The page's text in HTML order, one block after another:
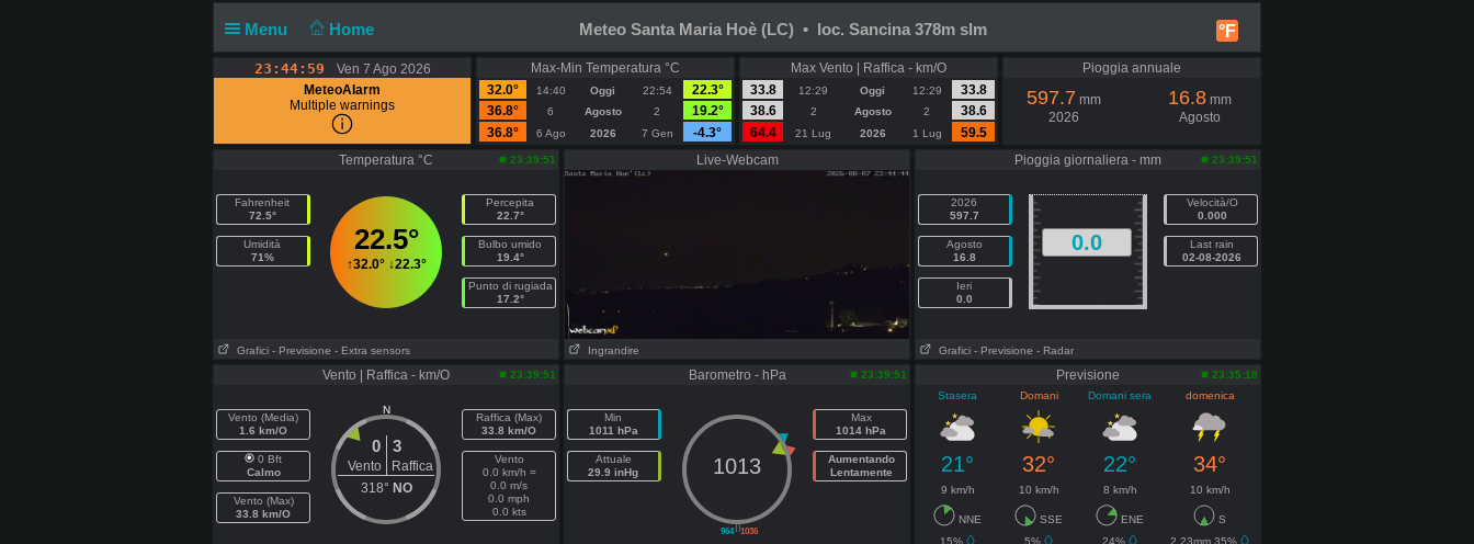
Menu Home °F
Meteo Santa Maria Hoè (LC) • loc. Sancina 378m slm
23:44:59
Ven 7 Ago 2026
MeteoAlarm
Multiple warnings
Max-Min Temperatura °C
32.0°
14:40 Oggi 22:54
22.3°
36.8°
6 Agosto 2
19.2°
36.8°
6 Ago 2026 7 Gen -4.3°
Max Vento | Raffica - km/O
33.8
12:29 Oggi 12:29
33.8
38.6
2 Agosto 2
38.6
64.4
21 Lug 2026 1 Lug 59.5
Pioggia annuale
597.7 mm
2026
16.8mm
Agosto
Temperatura °C 23:39:51
Fahrenheit
72.5°
Umidità
71%
22.5°
↑32.0°↓22.3°
Percepita
22.7°
Bulbo umido
19.4°
Punto di rugiada
17.2°
Grafici - Previsione - Extra sensors
Live-Webcam
Ingrandire
Pioggia giornaliera - mm 23:39:51
2026
597.7
Agosto
16.8
Ieri
0.0
0.0
Velocità/O
0.000
Last rain
02-08-2026
Grafici - Previsione - Radar
Vento | Raffica - km/O 23:39:51
Vento (Media)
1.6 km/O
0 Bft
Calmo
Vento (Max)
33.8 km/O
N
0 3
Vento
Raffica
318° NO
Raffica (Max)
33.8 km/O
Vento
0.0 km/h =
0.0 m/s
0.0 mph
0.0 kts
Barometro - hPa 23:39:51
Min
1011 hPa
Attuale
29.9 inHg
||
964 1036
1013
Max
1014 hPa
Aumentando
Lentamente
Previsione
23:35:18
Stasera
Domani Domani sera domenica
21° 32° 22° 34°
9 km/h 10 km/h 8 km/h 10 km/h
NNE SSE ENE
S
15%
5% 24%
2.23mm 35%